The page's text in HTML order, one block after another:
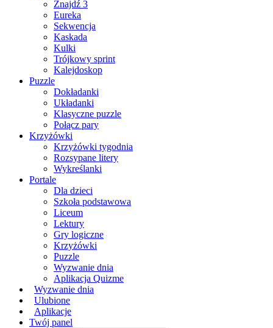
Znajdź 3
Eureka
Sekwencja
Kaskada
Kulki
Trójkowy sprint
Kalejdoskop
Puzzle
Dokładanki
Układanki
Klasyczne puzzle
Połącz pary
Krzyżówki
Krzyżówki tygodnia
Rozsypane litery
Wykreślanki
Portale
Dla dzieci
Szkoła podstawowa
Liceum
Lektury
Gry logiczne
Krzyżówki
Puzzle
Wyzwanie dnia
Aplikacja Quizme
Wyzwanie dnia
Ulubione
Aplikacje
Twój panel